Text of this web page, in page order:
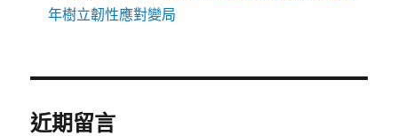
年樹立韌性應對變局
近期留言